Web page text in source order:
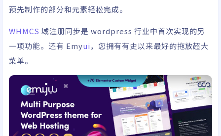
预先制作的部分和元素轻松完成。
WHMCS 域注册同步是 wordpress 行业中首次实现的另
一项功能。还有 Emyui，您拥有有史以来最好的拖放超大
菜单。